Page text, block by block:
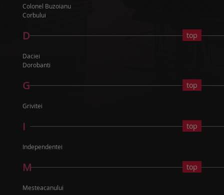
Colonel Buzoianu
Corbului
top
D
Daciei
Dorobanti
top
G
Grivitei
top
I
Independentei
top
M
Mesteacanului